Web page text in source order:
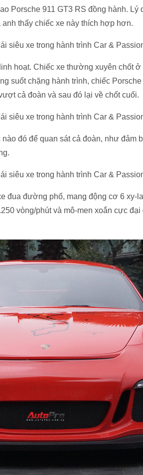
Porsche 911 GT3 RS đồng hành.
thấy chiếc xe này thích hợp hơn.
hoạt. Chiếc xe thường xuyên chốt
suốt chặng hành trình, chiếc
cả đoàn và sau đó lại về chốt cuối.
đó để quan sát cả đoàn, như đảm
đua đường phố, mang động cơ 6 xy-
vòng/phút và mô-men xoắn cực